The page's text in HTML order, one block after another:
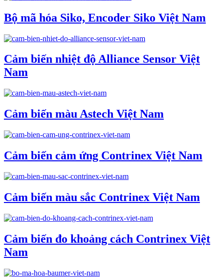
Bộ mã hóa Siko, Encoder Siko Việt Nam
Cảm biến nhiệt độ Alliance Sensor Việt
Nam
Cảm biến màu Astech Việt Nam
Cảm biến cảm ứng Contrinex Việt Nam
Cảm biến màu sắc Contrinex Việt Nam
Cảm biến đo khoảng cách Contrinex Việt
Nam